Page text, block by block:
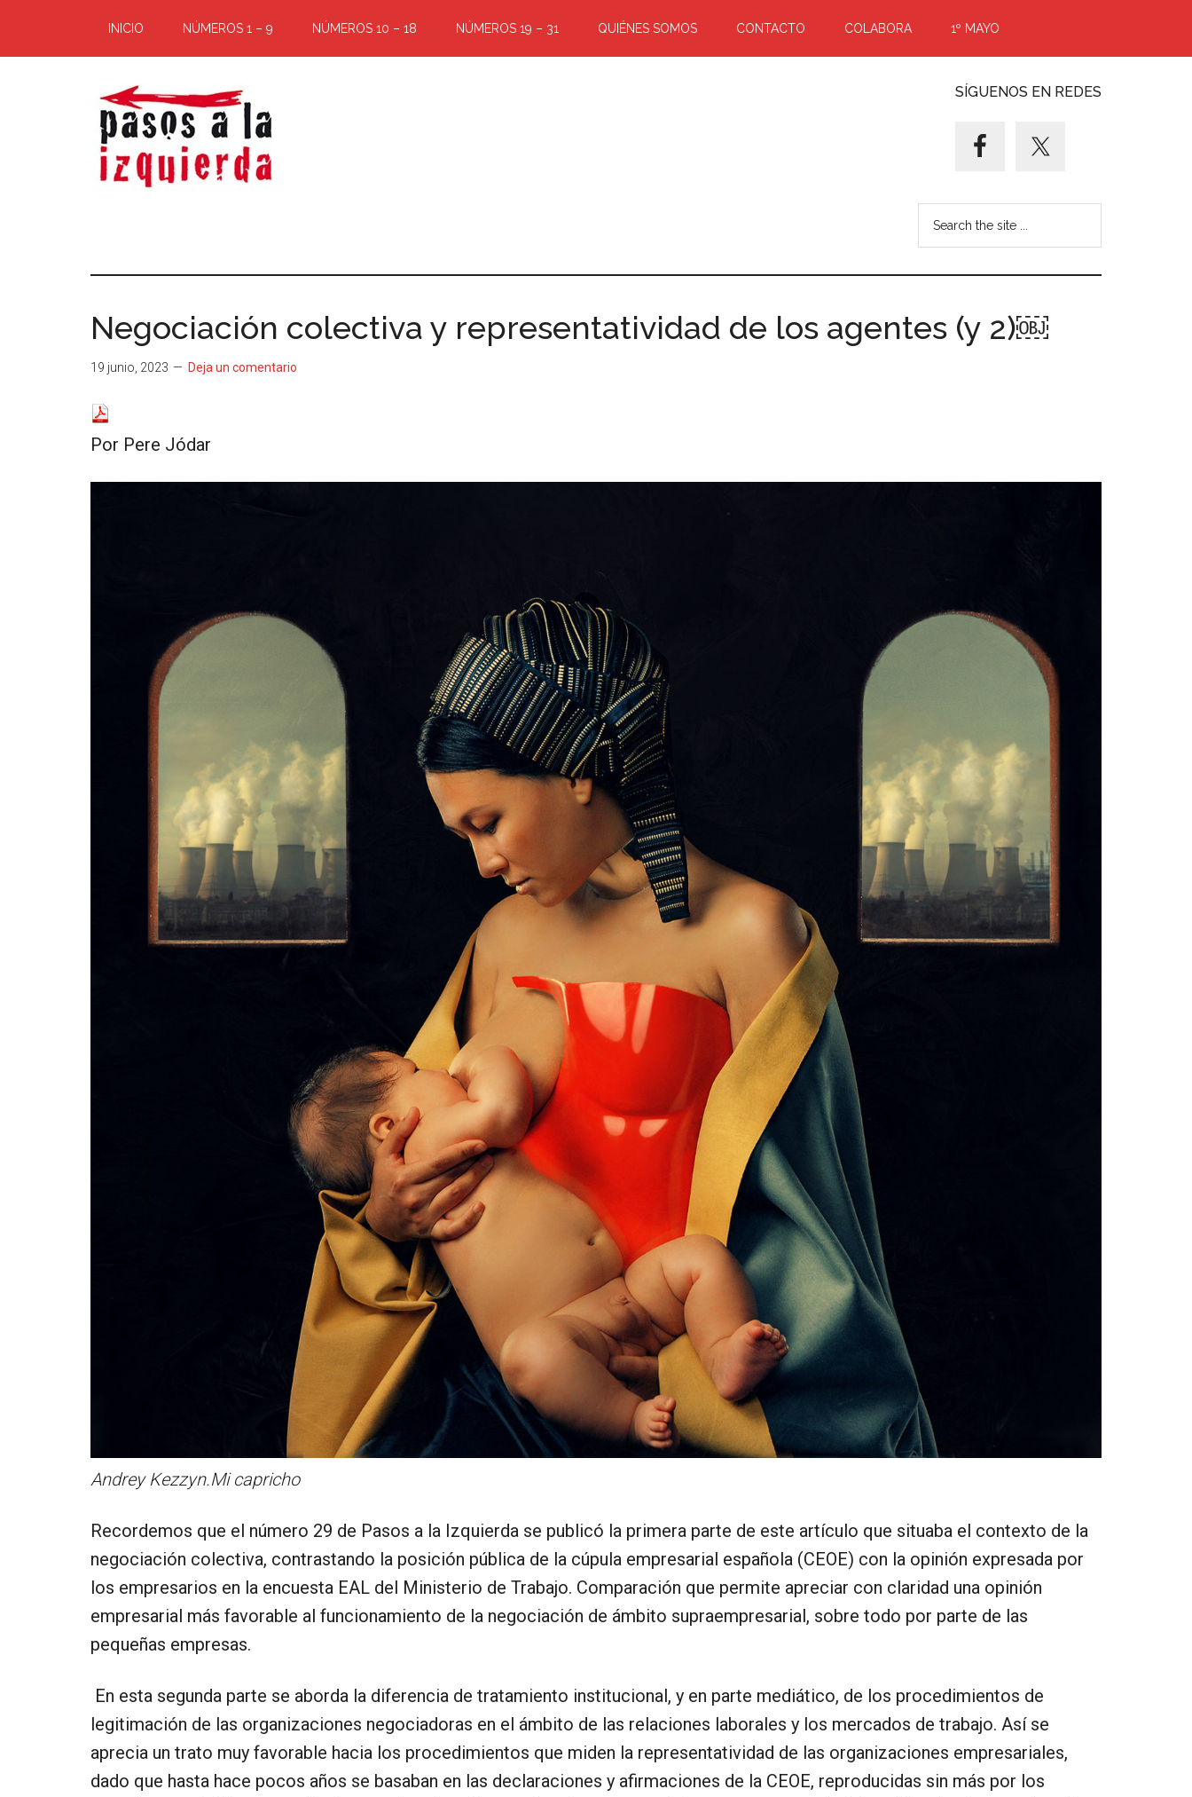
contenido
pie
INICIO NÚMEROS 1 – 9 NÚMEROS 10 – 18 NÚMEROS 19 – 31 QUIÉNES SOMOS CONTACTO COLABORA 1º MAYO
a
la
izquierda
territorio
puntos
cardinales
es
resituar,
redefinir.
Cruces
SÍGUENOS EN REDES
Negociación colectiva y representatividad de los agentes (y 2)￼
19 junio, 2023 Deja un comentario
Por Pere Jódar
Andrey Kezzyn.Mi capricho
Recordemos que el número 29 de Pasos a la Izquierda se publicó la primera parte de este artículo que situaba el contexto de la
negociación colectiva, contrastando la posición pública de la cúpula empresarial española (CEOE) con la opinión expresada por
los empresarios en la encuesta EAL del Ministerio de Trabajo. Comparación que permite apreciar con claridad una opinión
empresarial más favorable al funcionamiento de la negociación de ámbito supraempresarial, sobre todo por parte de las
pequeñas empresas.
En esta segunda parte se aborda la diferencia de tratamiento institucional, y en parte mediático, de los procedimientos de
legitimación de las organizaciones negociadoras en el ámbito de las relaciones laborales y los mercados de trabajo. Así se
aprecia un trato muy favorable hacia los procedimientos que miden la representatividad de las organizaciones empresariales,
dado que hasta hace pocos años se basaban en las declaraciones y afirmaciones de la CEOE, reproducidas sin más por los